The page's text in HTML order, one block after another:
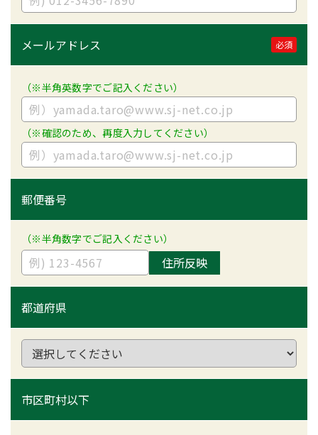
メールアドレス 必須
（※半角英数字でご記入ください）
（※確認のため、再度入力してください）
郵便番号
（※半角数字でご記入ください）
住所反映
都道府県
市区町村以下